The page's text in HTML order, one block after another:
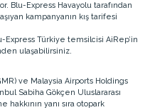
Blu-Express Havayolu tarafından
kampanyanın kış tarifesi
Türkiye temsilcisi AiRep’in
ulaşabilirsiniz.
ve Malaysia Airports Holdings
Sabiha Gökçen Uluslararası
yanı sıra otopark